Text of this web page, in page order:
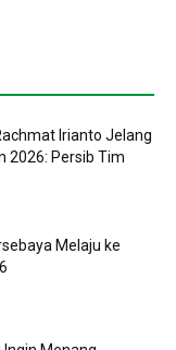
Irianto Jelang
2026: Persib Tim
Melaju ke